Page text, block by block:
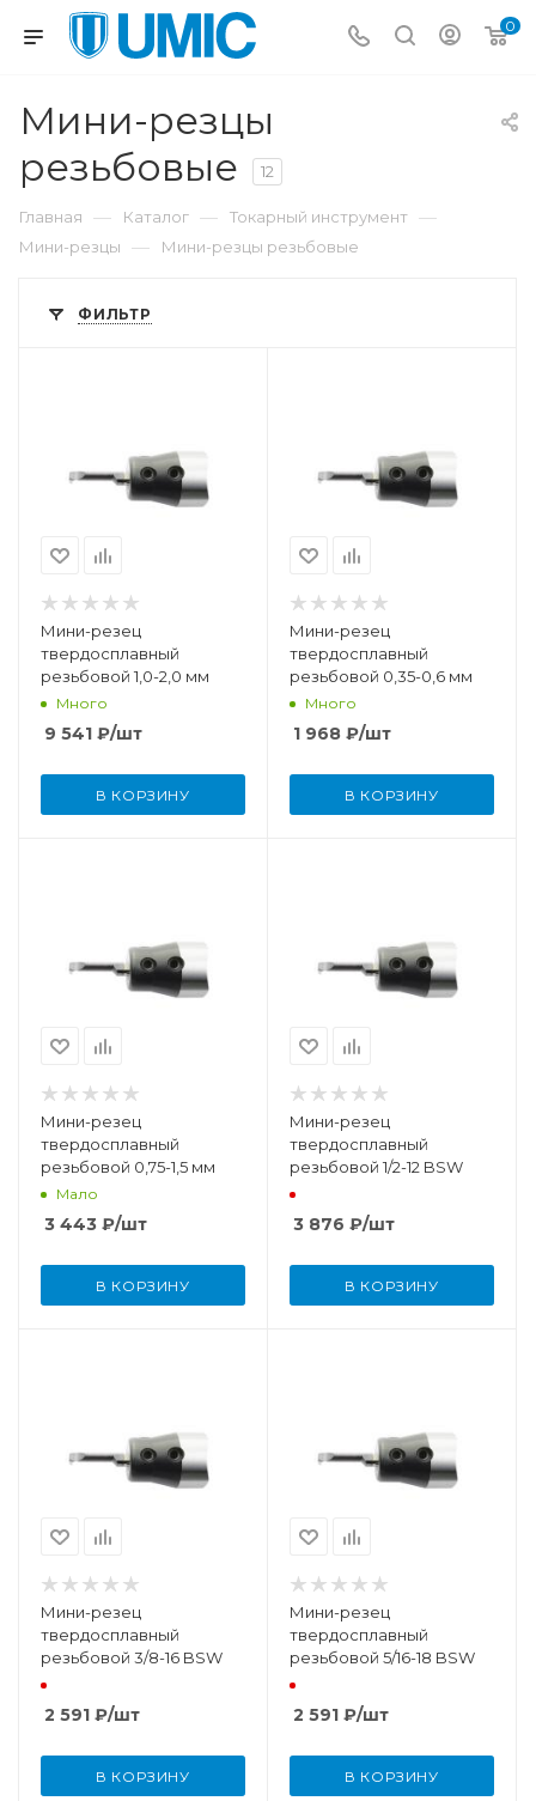
0
Мини-резцы
резьбовые
12
Главная — Каталог — Токарный инструмент —
Мини-резцы — Мини-резцы резьбовые
ФИЛЬТР
Мини-резец
твердосплавный
резьбовой 1,0-2,0 мм
Много
9 541 ₽/шт
В КОРЗИНУ
Мини-резец
твердосплавный
резьбовой 0,35-0,6 мм
Много
1 968 ₽/шт
В КОРЗИНУ
Мини-резец
твердосплавный
резьбовой 0,75-1,5 мм
Мало
3 443 ₽/шт
В КОРЗИНУ
Мини-резец
твердосплавный
резьбовой 1/2-12 BSW
3 876 ₽/шт
В КОРЗИНУ
Мини-резец
твердосплавный
резьбовой 3/8-16 BSW
2 591 ₽/шт
В КОРЗИНУ
Мини-резец
твердосплавный
резьбовой 5/16-18 BSW
2 591 ₽/шт
В КОРЗИНУ